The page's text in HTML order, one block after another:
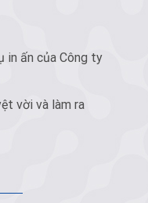
in ấn của Công ty
vời và làm ra